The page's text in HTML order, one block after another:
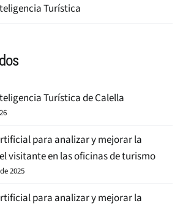
Turística
Turística de Calella
para analizar y mejorar la
visitante en las oficinas de turismo
2025
para analizar y mejorar la